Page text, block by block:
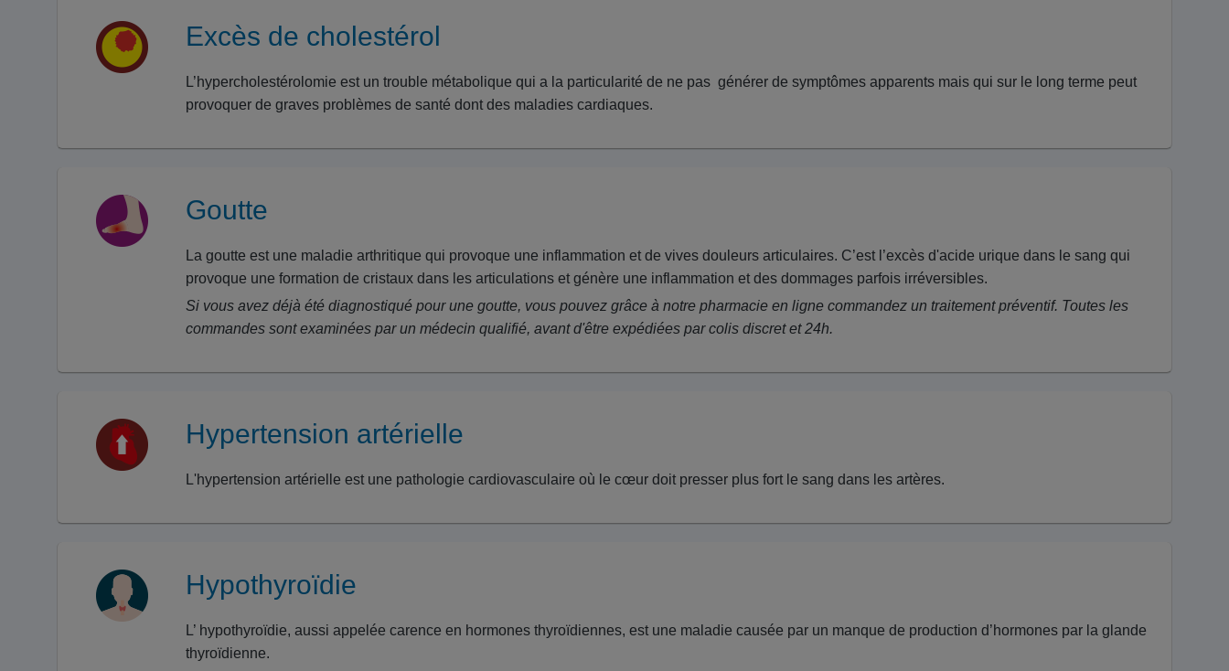
Excès de cholestérol
L’hypercholestérolomie est un trouble métabolique qui a la particularité de ne pas générer de symptômes apparents mais qui sur le long terme peut
provoquer de graves problèmes de santé dont des maladies cardiaques.
Goutte
La goutte est une maladie arthritique qui provoque une inflammation et de vives douleurs articulaires. C’est l’excès d'acide urique dans le sang qui
provoque une formation de cristaux dans les articulations et génère une inflammation et des dommages parfois irréversibles.
Si vous avez déjà été diagnostiqué pour une goutte, vous pouvez grâce à notre pharmacie en ligne commandez un traitement préventif. Toutes les
commandes sont examinées par un médecin qualifié, avant d'être expédiées par colis discret et 24h.
Hypertension artérielle
L'hypertension artérielle est une pathologie cardiovasculaire où le cœur doit presser plus fort le sang dans les artères.
Hypothyroïdie
L’ hypothyroïdie, aussi appelée carence en hormones thyroïdiennes, est une maladie causée par un manque de production d’hormones par la glande
thyroïdienne.